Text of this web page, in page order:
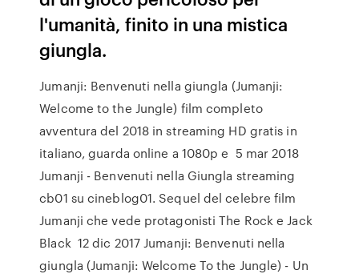
l'umanità, finito in una mistica
giungla.
Jumanji: Benvenuti nella giungla (Jumanji:
Welcome to the Jungle) film completo
avventura del 2018 in streaming HD gratis in
italiano, guarda online a 1080p e 5 mar 2018
Jumanji - Benvenuti nella Giungla streaming
cb01 su cineblog01. Sequel del celebre film
Jumanji che vede protagonisti The Rock e Jack
Black 12 dic 2017 Jumanji: Benvenuti nella
giungla (Jumanji: Welcome To the Jungle) - Un